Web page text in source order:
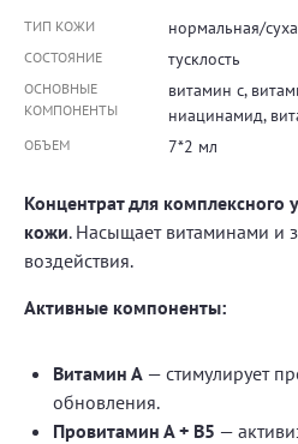
ТИП КОЖИ нормальная/
СОСТОЯНИЕ тусклость
ОСНОВНЫЕ
КОМПОНЕНТЫ
витамин с,
ниацинамид,
ОБЪЕМ 7*2 мл
Концентрат для комплексного
кожи. Насыщает витаминами и
воздействия.
Активные компоненты:
Витамин А — стимулирует
обновления.
Провитамин А + В5 —